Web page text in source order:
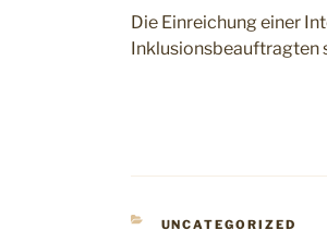
Die Einreichung einer
Inklusionsbeauftragten
KATEGORIEN
UNCATEGORIZED